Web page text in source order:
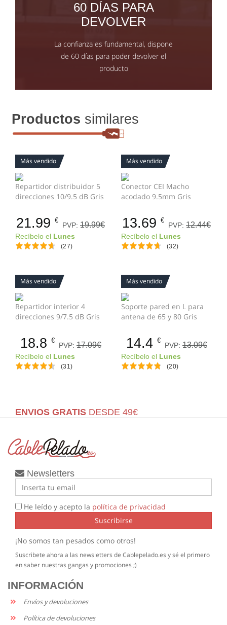
60 DÍAS PARA
DEVOLVER
La confianza es fundamental, dispone
de 60 días para poder devolver el
producto
Productos similares
Más vendido
Repartidor distribuidor 5
direcciones 10/9.5 dB Gris
21.99 €
PVP: 19.99€
Recíbelo el Lunes
(27)
Más vendido
Conector CEI Macho
acodado 9.5mm Gris
13.69 €
PVP: 12.44€
Recíbelo el Lunes
(32)
Más vendido
Repartidor interior 4
direcciones 9/7.5 dB Gris
18.8 €
PVP: 17.09€
Recíbelo el Lunes
(31)
Más vendido
Soporte pared en L para
antena de 65 y 80 Gris
14.4 €
PVP: 13.09€
Recíbelo el Lunes
(20)
ENVIOS GRATIS DESDE 49€
Newsletters
He leído y acepto la política de privacidad
Suscribirse
¡No somos tan pesados como otros!
Suscribete ahora a las newsletters de Cablepelado.es y sé el primero
en saber nuestras gangas y promociones ;)
INFORMACIÓN
Envíos y devoluciones
Política de devoluciones